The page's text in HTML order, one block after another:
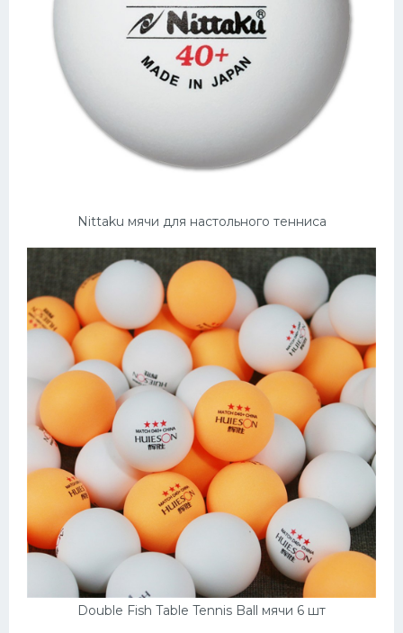
Nittaku мячи для настольного тенниса
Double Fish Table Tennis Ball мячи 6 шт